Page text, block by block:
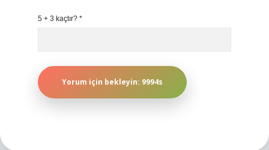
5 + 3 kaçtır? *